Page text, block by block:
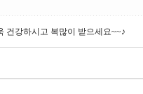
건강하시고 복많이 받으세요~~♪